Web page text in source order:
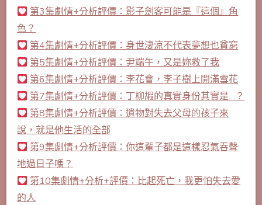
第3集劇情+分析評價：影子劍客可能是『這個』角
色？
第4集劇情+分析評價：身世淒涼不代表夢想也貧窮
第5集劇情+分析評價：尹端午，又是妳救了我
第6集劇情+分析評價：李花會，李子樹上開滿雪花
第7集劇情+分析評價：丁柳嘏的真實身份其實是…？
第8集劇情+分析評價：遺物對失去父母的孩子來
說，就是他生活的全部
第9集劇情+分析評價：你這輩子都是這樣忍氣吞聲
地過日子嗎？
第10集劇情+分析+評價：比起死亡，我更怕失去愛
的人